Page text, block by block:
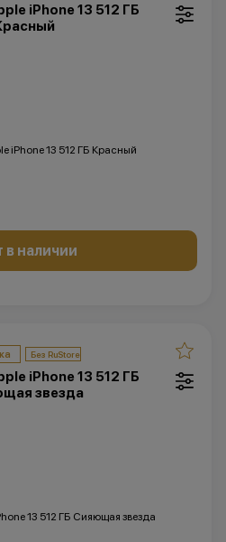
iPhone 13 512 ГБ
в наличии
iPhone 13 512 ГБ
звезда